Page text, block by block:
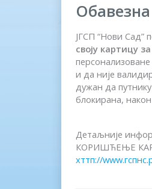
ЈГСП “Нови Сад”
своју картицу
и да није
дужан да
блокирана,
Детаљније
КОРИШЋЕЊЕ
хттп://